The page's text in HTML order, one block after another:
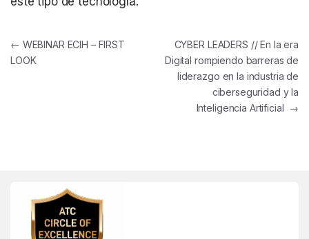
Post navigation
← WEBINAR ECIH – FIRST
LOOK
CYBER LEADERS // En la era
Digital rompiendo barreras de
liderazgo en la industria de
ciberseguridad y la
Inteligencia Artificial →